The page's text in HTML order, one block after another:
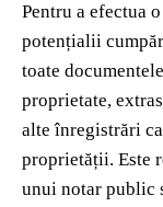
Pentru a efectua
potențialii
toate
proprietate,
alte înregistrări
proprietății. Este
unui notar public